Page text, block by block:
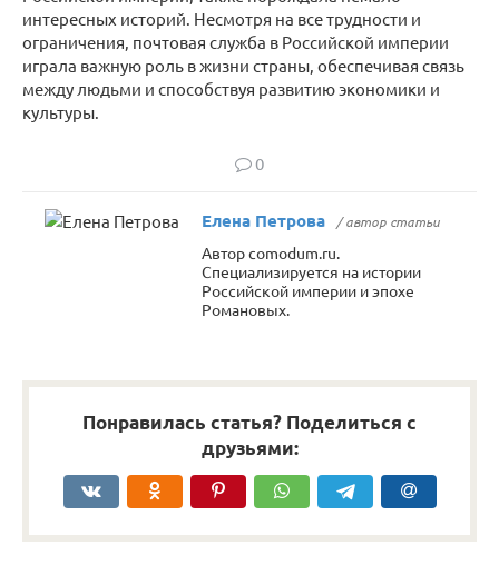
интересных историй. Несмотря на все трудности и
ограничения, почтовая служба в Российской империи
играла важную роль в жизни страны, обеспечивая связь
между людьми и способствуя развитию экономики и
культуры.
0
Елена Петрова / автор статьи
Автор comodum.ru.
Специализируется на истории
Российской империи и эпохе
Романовых.
Понравилась статья? Поделиться с
друзьями: